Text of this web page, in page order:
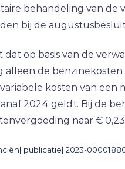
behandeling van de
bij de
dat op basis van de
alleen de
kosten van een
2024 geldt. Bij de
naar €
publicatie| 2023-